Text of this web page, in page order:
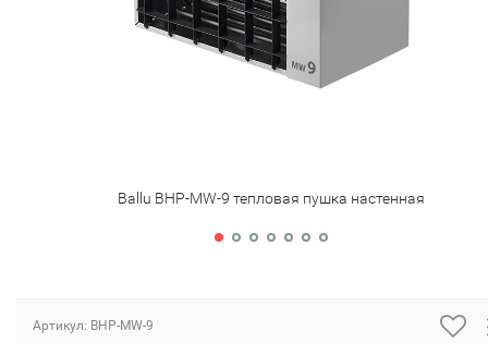
Ballu BHP-MW-9 тепловая пушка настенная
Артикул: BHP-MW-9